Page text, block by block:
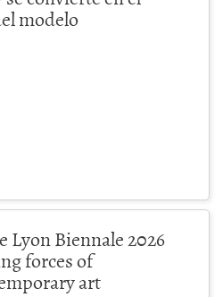
modelo
Lyon Biennale 2026
forces of
art